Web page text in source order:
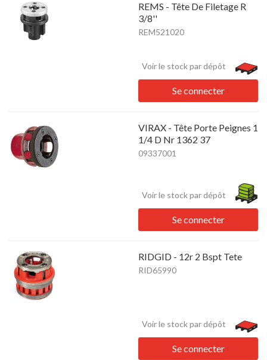
REMS - Tête De Filetage R
3/8''
REM521020
Voir le stock par dépôt
Se connecter
VIRAX - Tête Porte Peignes 1
1/4 D Nr 1362 37
09337001
Voir le stock par dépôt
Se connecter
RIDGID - 12r 2 Bspt Tete
RID65990
Voir le stock par dépôt
Se connecter